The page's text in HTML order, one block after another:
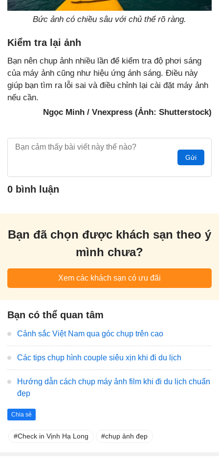
Bức ảnh có chiều sâu với chủ thể rõ ràng.
Kiểm tra lại ảnh
Bạn nên chụp ảnh nhiều lần để kiểm tra độ phơi sáng
của máy ảnh cũng như hiệu ứng ánh sáng. Điều này
giúp bạn tìm ra lỗi sai và điều chỉnh lại cài đặt máy ảnh
nếu cần.
Ngọc Minh / Vnexpress (Ảnh: Shutterstock)
Gửi
0 bình luận
Bạn đã chọn được khách sạn theo ý
mình chưa?
Xem các khách sạn có ưu đãi
Bạn có thể quan tâm
Cảnh sắc Việt Nam qua góc chụp trên cao
Các tips chụp hình couple siêu xịn khi đi du lịch
Hướng dẫn cách chụp máy ảnh film khi đi du lịch chuẩn
đẹp
Chia sẻ
Check in Vịnh Hạ Long chụp ảnh đẹp